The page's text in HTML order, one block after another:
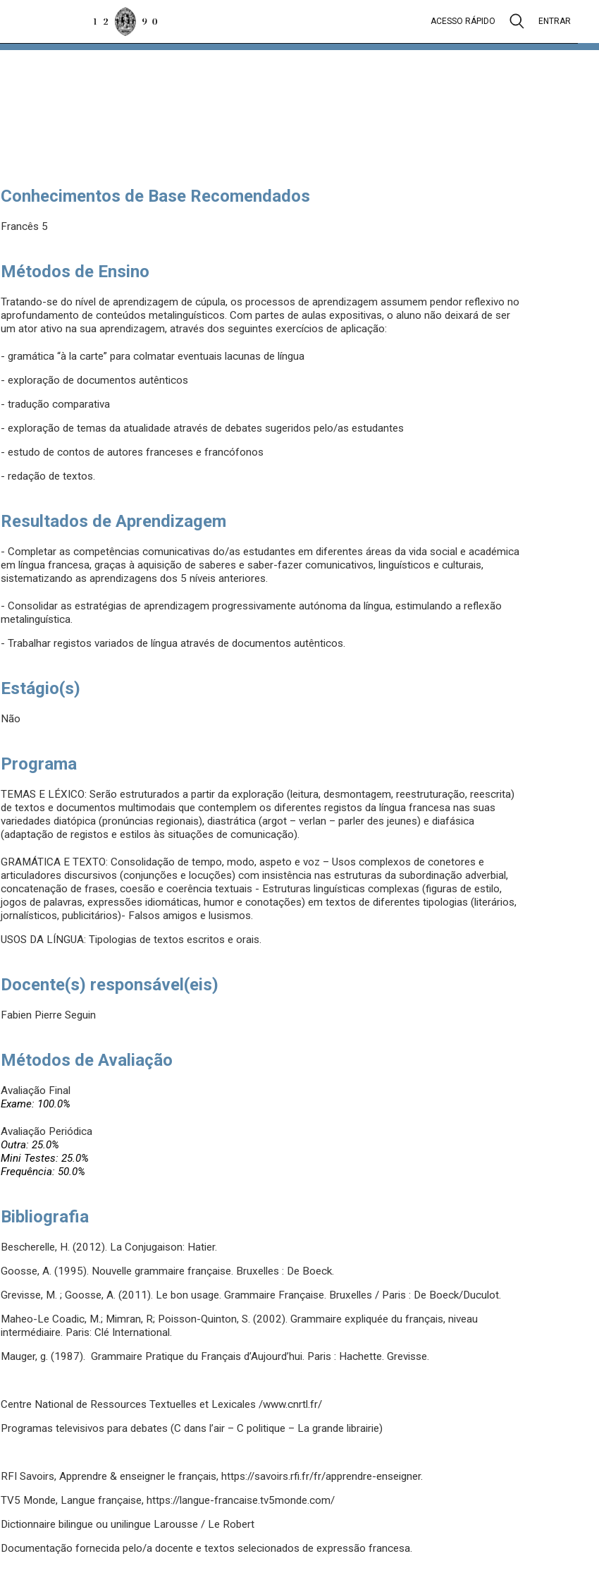
ACESSO RÁPIDO ENTRAR
Conhecimentos de Base Recomendados
Francês 5
Métodos de Ensino
Tratando-se do nível de aprendizagem de cúpula, os processos de aprendizagem assumem pendor reflexivo no
aprofundamento de conteúdos metalinguísticos. Com partes de aulas expositivas, o aluno não deixará de ser
um ator ativo na sua aprendizagem, através dos seguintes exercícios de aplicação:
- gramática “à la carte” para colmatar eventuais lacunas de língua
- exploração de documentos autênticos
- tradução comparativa
- exploração de temas da atualidade através de debates sugeridos pelo/as estudantes
- estudo de contos de autores franceses e francófonos
- redação de textos.
Resultados de Aprendizagem
- Completar as competências comunicativas do/as estudantes em diferentes áreas da vida social e académica
em língua francesa, graças à aquisição de saberes e saber-fazer comunicativos, linguísticos e culturais,
sistematizando as aprendizagens dos 5 níveis anteriores.
- Consolidar as estratégias de aprendizagem progressivamente autónoma da língua, estimulando a reflexão
metalinguística.
- Trabalhar registos variados de língua através de documentos autênticos.
Estágio(s)
Não
Programa
TEMAS E LÉXICO: Serão estruturados a partir da exploração (leitura, desmontagem, reestruturação, reescrita)
de textos e documentos multimodais que contemplem os diferentes registos da língua francesa nas suas
variedades diatópica (pronúncias regionais), diastrática (argot – verlan – parler des jeunes) e diafásica
(adaptação de registos e estilos às situações de comunicação).
GRAMÁTICA E TEXTO: Consolidação de tempo, modo, aspeto e voz – Usos complexos de conetores e
articuladores discursivos (conjunções e locuções) com insistência nas estruturas da subordinação adverbial,
concatenação de frases, coesão e coerência textuais - Estruturas linguísticas complexas (figuras de estilo,
jogos de palavras, expressões idiomáticas, humor e conotações) em textos de diferentes tipologias (literários,
jornalísticos, publicitários)- Falsos amigos e lusismos.
USOS DA LÍNGUA: Tipologias de textos escritos e orais.
Docente(s) responsável(eis)
Fabien Pierre Seguin
Métodos de Avaliação
Avaliação Final
Exame: 100.0%
Avaliação Periódica
Outra: 25.0%
Mini Testes: 25.0%
Frequência: 50.0%
Bibliografia
Bescherelle, H. (2012). La Conjugaison: Hatier.
Goosse, A. (1995). Nouvelle grammaire française. Bruxelles : De Boeck.
Grevisse, M. ; Goosse, A. (2011). Le bon usage. Grammaire Française. Bruxelles / Paris : De Boeck/Duculot.
Maheo-Le Coadic, M.; Mimran, R; Poisson-Quinton, S. (2002). Grammaire expliquée du français, niveau
intermédiaire. Paris: Clé International.
Mauger, g. (1987). Grammaire Pratique du Français d’Aujourd’hui. Paris : Hachette. Grevisse.
Centre National de Ressources Textuelles et Lexicales /www.cnrtl.fr/
Programas televisivos para debates (C dans l’air – C politique – La grande librairie)
RFI Savoirs, Apprendre & enseigner le français, https://savoirs.rfi.fr/fr/apprendre-enseigner.
TV5 Monde, Langue française, https://langue-francaise.tv5monde.com/
Dictionnaire bilingue ou unilingue Larousse / Le Robert
Documentação fornecida pelo/a docente e textos selecionados de expressão francesa.